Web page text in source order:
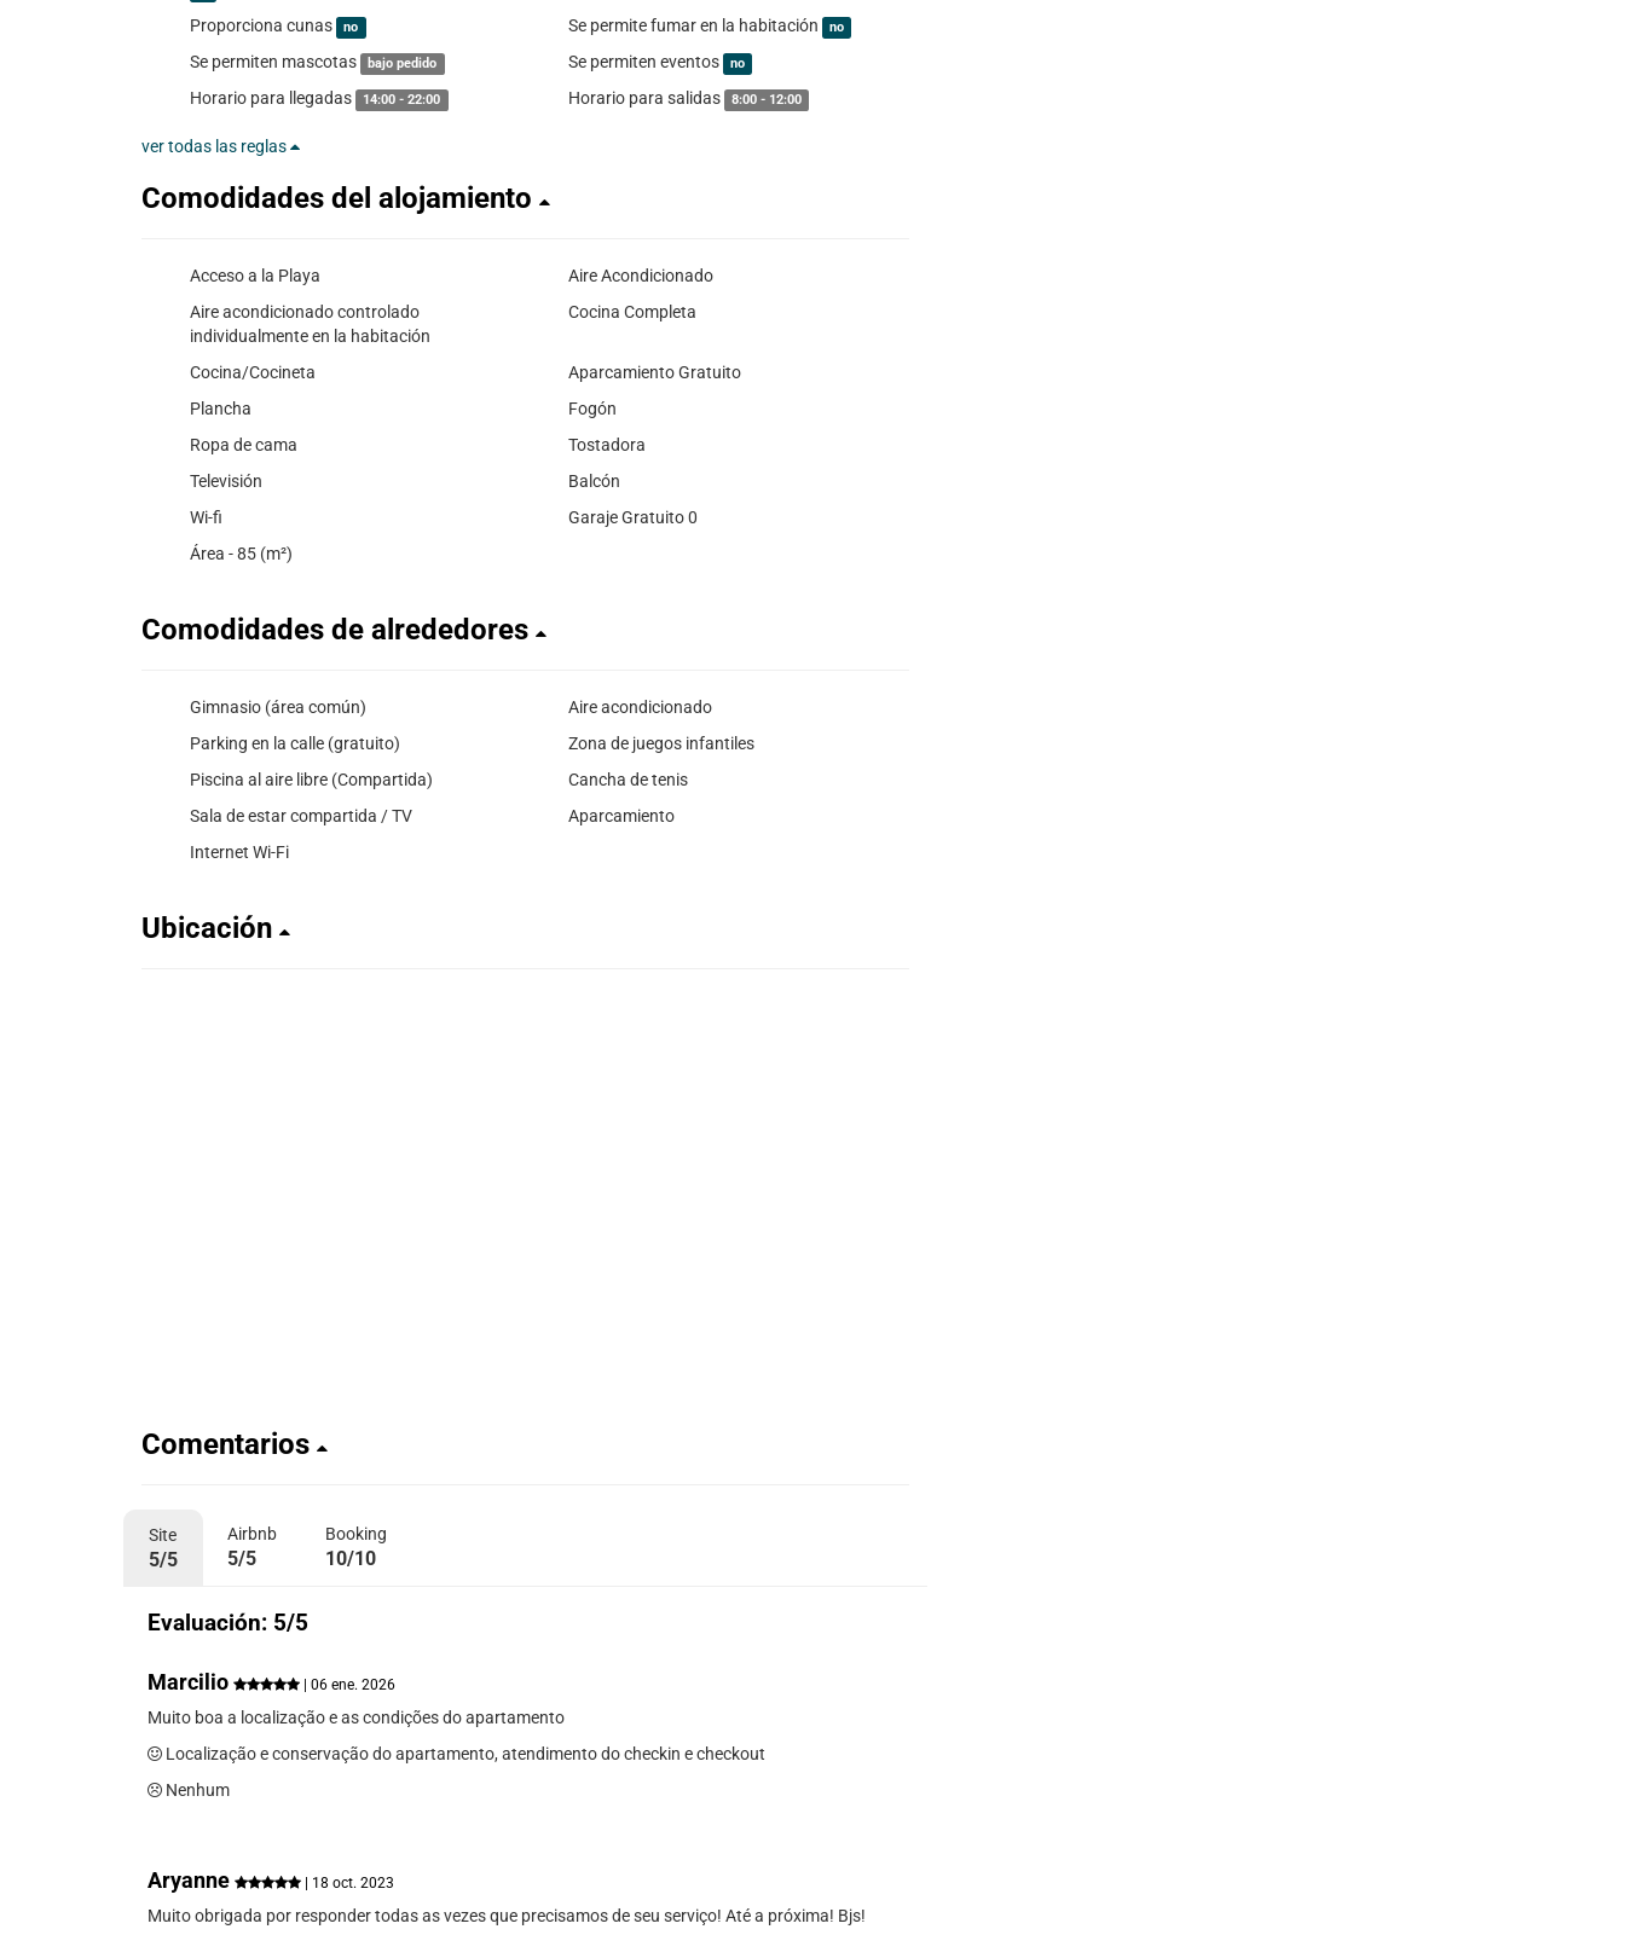
Proporciona cunas no Se permite fumar en la habitación no
Se permiten mascotas bajo pedido Se permiten eventos no
Horario para llegadas 14:00 - 22:00 Horario para salidas 8:00 - 12:00
ver todas las reglas
Comodidades del alojamiento
Acceso a la Playa
Aire Acondicionado
Aire acondicionado controlado
individualmente en la habitación
Cocina Completa
Cocina/Cocineta
Aparcamiento Gratuito
Plancha
Fogón
Ropa de cama
Tostadora
Televisión
Balcón
Wi-fi
Garaje Gratuito 0
Área - 85 (m²)
Comodidades de alrededores
Gimnasio (área común)
Aire acondicionado
Parking en la calle (gratuito)
Zona de juegos infantiles
Piscina al aire libre (Compartida)
Cancha de tenis
Sala de estar compartida / TV
Aparcamiento
Internet Wi-Fi
Ubicación
Comentarios
Site
5/5
Airbnb
5/5
Booking
10/10
Evaluación: 5/5
Marcilio | 06 ene. 2026
Muito boa a localização e as condições do apartamento
Localização e conservação do apartamento, atendimento do checkin e checkout
Nenhum
Aryanne | 18 oct. 2023
Muito obrigada por responder todas as vezes que precisamos de seu serviço! Até a próxima! Bjs!